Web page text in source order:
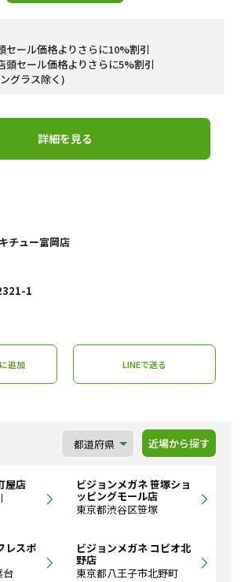
セール価格よりさらに10%割引
頭セール価格よりさらに5%割引
グラス除く)
詳細を見る
チュー富岡店
1
追加 LINEで送る
近場から探す
屋店
ビジョンメガネ 笹塚ショ
ッピングモール店
東京都渋谷区笹塚
レスポ
台
ビジョンメガネ コピオ北
野店
東京都八王子市北野町